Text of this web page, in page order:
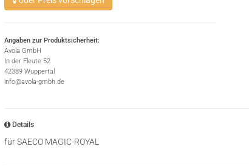
Angaben zur Produktsicherheit:
Avola GmbH
In der Fleute 52
42389 Wuppertal
info@avola-gmbh.de
Details
für SAECO MAGIC-ROYAL